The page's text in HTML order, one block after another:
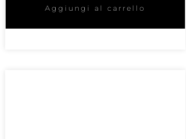
Aggiungi al carrello